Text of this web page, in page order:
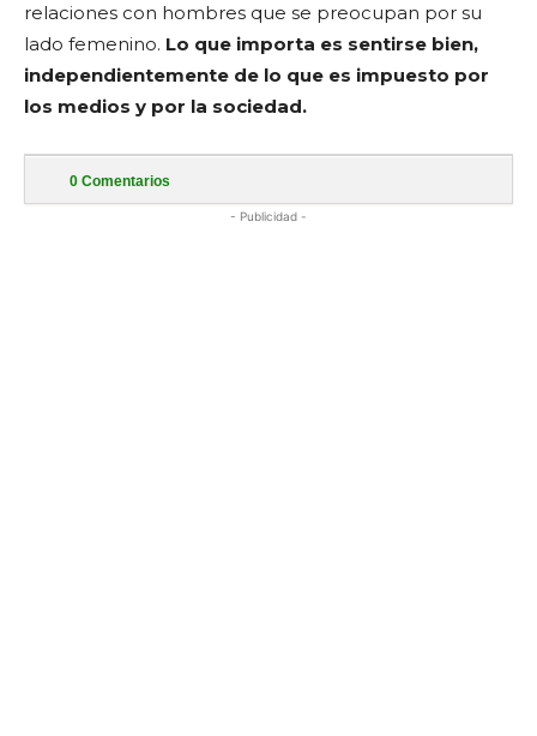
relaciones con hombres que se preocupan por su
lado femenino. Lo que importa es sentirse bien,
independientemente de lo que es impuesto por
los medios y por la sociedad.
0 Comentarios
- Publicidad -